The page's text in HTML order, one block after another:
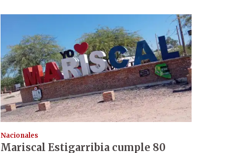
Nacionales
Mariscal Estigarribia cumple 80